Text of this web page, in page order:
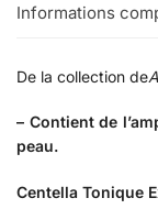
Informations
De la collection de
– Contient de
peau.
Centella Tonique